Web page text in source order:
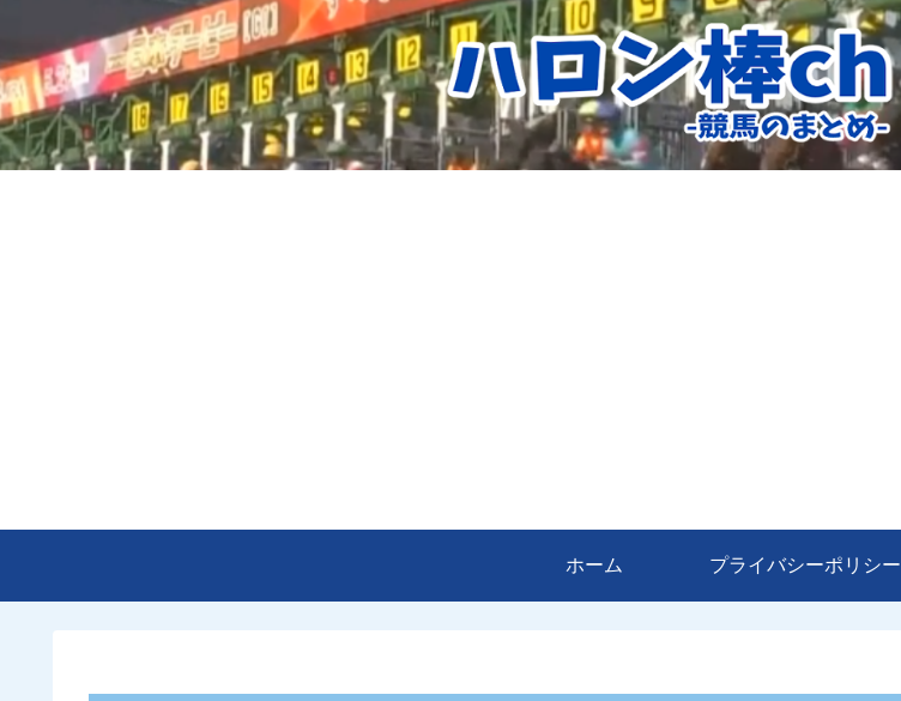
ホーム プライバシーポリシー